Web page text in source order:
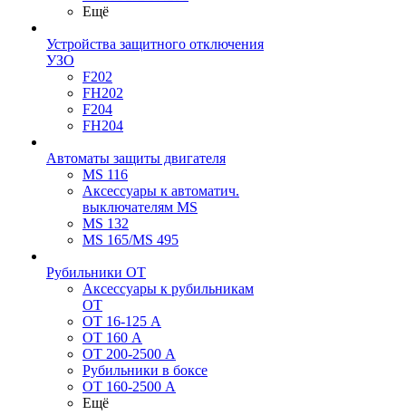
Ещё
Устройства защитного отключения
УЗО
F202
FH202
F204
FH204
Автоматы защиты двигателя
MS 116
Аксессуары к автоматич.
выключателям MS
MS 132
MS 165/MS 495
Рубильники ОТ
Аксессуары к рубильникам
OT
OT 16-125 А
OT 160 А
OT 200-2500 А
Рубильники в боксе
OT 160-2500 А
Ещё